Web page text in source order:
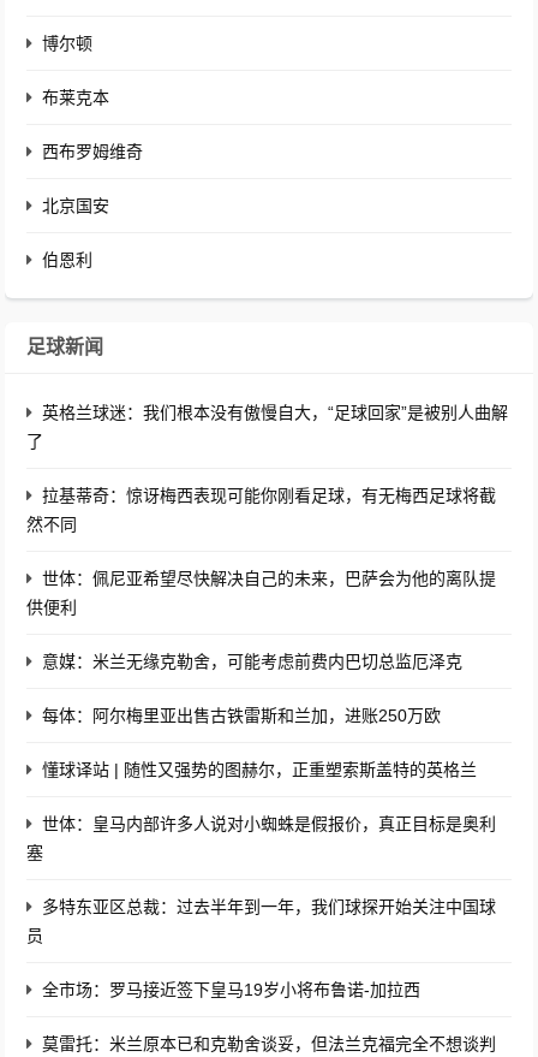
博尔顿
布莱克本
西布罗姆维奇
北京国安
伯恩利
足球新闻
英格兰球迷：我们根本没有傲慢自大，“足球回家”是被别人曲解
了
拉基蒂奇：惊讶梅西表现可能你刚看足球，有无梅西足球将截
然不同
世体：佩尼亚希望尽快解决自己的未来，巴萨会为他的离队提
供便利
意媒：米兰无缘克勒舍，可能考虑前费内巴切总监厄泽克
每体：阿尔梅里亚出售古铁雷斯和兰加，进账250万欧
懂球译站 | 随性又强势的图赫尔，正重塑索斯盖特的英格兰
世体：皇马内部许多人说对小蜘蛛是假报价，真正目标是奥利
塞
多特东亚区总裁：过去半年到一年，我们球探开始关注中国球
员
全市场：罗马接近签下皇马19岁小将布鲁诺-加拉西
莫雷托：米兰原本已和克勒舍谈妥，但法兰克福完全不想谈判